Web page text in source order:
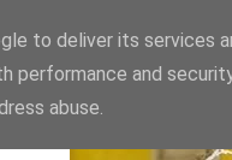
to deliver its services
performance and
abuse.